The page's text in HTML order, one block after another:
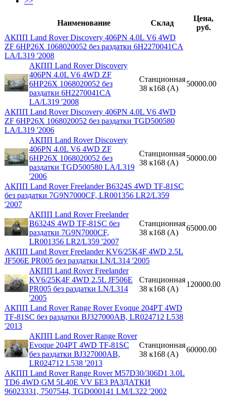
Наименование Склад
Цена,
руб.
АКПП Land Rover Discovery 406PN 4.0L V6 4WD
ZF 6HP26X 1068020052 без раздатки 6H2270041CA
LA/L319 '2008
АКПП Land Rover Discovery
406PN 4.0L V6 4WD ZF
6HP26X 1068020052 без
раздатки 6H2270041CA
LA/L319 '2008
Станционная
38 к168 (A)
50000.00
АКПП Land Rover Discovery 406PN 4.0L V6 4WD
ZF 6HP26X 1068020052 без раздатки TGD500580
LA/L319 '2006
АКПП Land Rover Discovery
406PN 4.0L V6 4WD ZF
6HP26X 1068020052 без
раздатки TGD500580 LA/L319
'2006
Станционная
38 к168 (A)
50000.00
АКПП Land Rover Freelander B6324S 4WD TF-81SC
без раздатки 7G9N7000CF, LR001356 LR2/L359
'2007
АКПП Land Rover Freelander
B6324S 4WD TF-81SC без
раздатки 7G9N7000CF,
LR001356 LR2/L359 '2007
Станционная
38 к168 (A)
65000.00
АКПП Land Rover Freelander KV6/25K4F 4WD 2.5L
JF506E PR005 без раздатки LN/L314 '2005
АКПП Land Rover Freelander
KV6/25K4F 4WD 2.5L JF506E
PR005 без раздатки LN/L314
'2005
Станционная
38 к168 (A)
120000.00
АКПП Land Rover Range Rover Evoque 204PT 4WD
TF-81SC без раздатки BJ327000AB, LR024712 L538
'2013
АКПП Land Rover Range Rover
Evoque 204PT 4WD TF-81SC
без раздатки BJ327000AB,
LR024712 L538 '2013
Станционная
38 к168 (A)
60000.00
АКПП Land Rover Range Rover M57D30/306D1 3.0L
TD6 4WD GM 5L40E VV БЕЗ РАЗДАТКИ
96023331, 7507544, TGD000141 LM/L322 '2002